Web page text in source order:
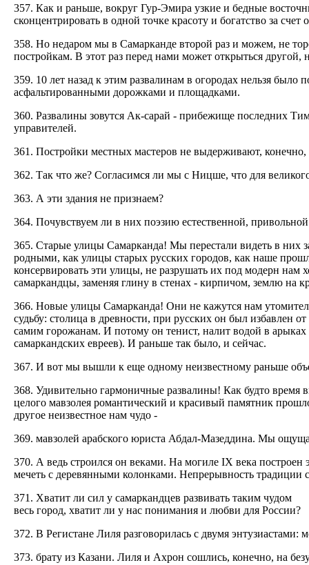
357. Как и раньше, вокруг Гур-Эмира узкие и бедные
сконцентрировать в одной точке красоту и богатство за
358. Но недаром мы в Самарканде второй раз и можем, не
постройкам. В этот раз перед нами может открыться другой,
359. 10 лет назад к этим развалинам в огородах нельзя
асфальтированными дорожками и площадками.
360. Развалины зовутся Ак-сарай - прибежище последних
управителей.
361. Постройки местных мастеров не выдерживают,
362. Так что же? Согласимся ли мы с Ницше, что для
363. А эти здания не признаем?
364. Почувствуем ли в них поэзию естественной,
365. Старые улицы Самарканда! Мы перестали видеть в них
родными, как улицы старых русских городов, как наше
консервировать эти улицы, не разрушать их под модерн нам
самаркандцы, заменяя глину в стенах - кирпичом, землю на
366. Новые улицы Самарканда! Они не кажутся нам
судьбу: столица в древности, при русских он был избавлен
самим горожанам. И потому он тенист, налит водой в
самаркандских евреев). И раньше так было, и сейчас.
367. И вот мы вышли к еще одному неизвестному раньше
368. Удивительно гармоничные развалины! Как будто время
целого мавзолея романтический и красивый памятник
другое неизвестное нам чудо -
369. мавзолей арабского юриста Абдал-Мазеддина. Мы
370. А ведь строился он веками. На могиле IX века
мечеть с деревянными колонками. Непрерывность традиции
371. Хватит ли сил у самаркандцев развивать таким чудом
весь город, хватит ли у нас понимания и любви для России?
372. В Регистане Лиля разговорилась с двумя
373. брату из Казани. Лиля и Ахрон сошлись, конечно, на